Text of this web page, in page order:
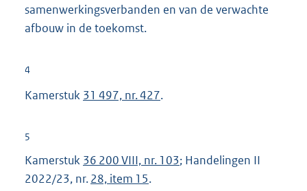
samenwerkingsverbanden en van de verwachte
afbouw in de toekomst.
4
Kamerstuk 31 497, nr. 427.
5
Kamerstuk 36 200 VIII, nr. 103; Handelingen II
2022/23, nr.28, item 15.